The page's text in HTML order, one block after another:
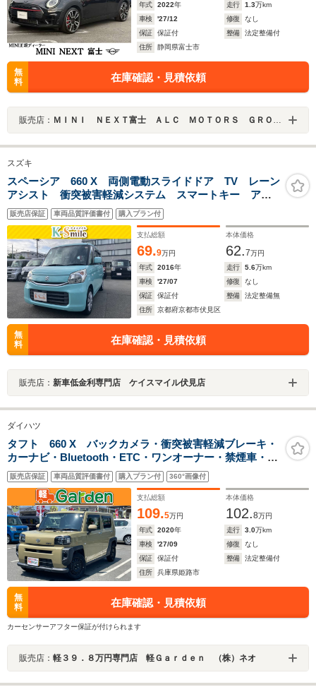
年式
2022年 走行 1.3万km
車検
'27/12 修復
なし
保証
保証付 整備
法定整備付
住所
静岡県富士市
無
料
在庫確認・見積依頼
販売店： ＭＩＮＩ ＮＥＸＴ富士 ＡＬＣ ＭＯＴＯＲＳ ＧＲＯＵＰ
スズキ
スペーシア 660 X 両側電動スライドドア TV レーン
アシスト 衝突被害軽減システム スマートキー アイ
ドリングストップ 電動格納ミラー シートヒーター
ベンチシート CVT 盗難防止システム ABS ESC
販売店保証 車両品質評価書付 購入プラン付
支払総額
69.9万円
本体価格
62.7万円
年式
2016年 走行 5.6万km
車検
'27/07 修復
なし
保証
保証付 整備
法定整備無
住所
京都府京都市伏見区
無
料
在庫確認・見積依頼
販売店： 新車低金利専門店 ケイスマイル伏見店
ダイハツ
タフト 660 X バックカメラ・衝突被害軽減ブレーキ・
カーナビ・Bluetooth・ETC・ワンオーナー・禁煙車・フ
ルセグTV・CD/DVD再生・スマートキー&プッシュスター
ト・ベンチシート・ルームクリーニング
販売店保証 車両品質評価書付 購入プラン付 360°画像付
支払総額
109.5万円
本体価格
102.8万円
年式
2020年 走行 3.0万km
車検
'27/09 修復
なし
保証
保証付 整備
法定整備付
住所
兵庫県姫路市
無
料
在庫確認・見積依頼
カーセンサーアフター保証が付けられます
販売店： 軽３９．８万円専門店 軽Ｇａｒｄｅｎ （株）ネオ